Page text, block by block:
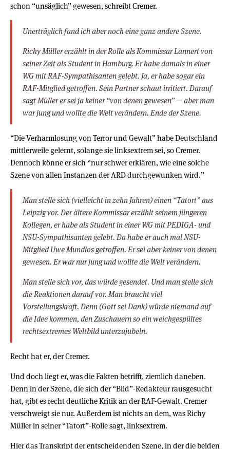
schon “unsäglich” gewesen, schreibt Cremer.
Unerträglich fand ich aber noch eine ganz andere Szene.
Richy Müller erzählt in der Rolle als Kommissar Lannert von
seiner Zeit als Student in Hamburg. Er habe damals in einer
WG mit RAF-Sympathisanten gelebt. Ja, er habe sogar ein
RAF-Mitglied getroffen. Sein Partner schaut irritiert. Darauf
sagt Müller er sei ja keiner “von denen gewesen” — aber man
war jung und wollte die Welt verändern. Ende der Szene.
“Die Verharmlosung von Terror und Gewalt” habe Deutschland
mittlerweile gelernt, solange sie linksextrem sei, so Cremer.
Dennoch könne er sich “nur schwer erklären, wie eine solche
Szene von allen Instanzen der ARD durchgewunken wird.”
Man stelle sich (vielleicht in zehn Jahren) einen “Tatort” aus
Leipzig vor. Der ältere Kommissar erzählt seinem jüngeren
Kollegen, er habe als Student in einer WG mit PEDIGA- und
NSU-Sympathisanten gelebt. Da habe er auch mal NSU-
Mitglied Uwe Mundlos getroffen. Er sei aber keiner von denen
gewesen. Er war nur jung und wollte die Welt verändern.
Man stelle sich vor, das würde gesendet. Und man stelle sich
die Reaktionen darauf vor. Man braucht viel
Vorstellungskraft. Denn (Gott sei Dank) würde niemand auf
die Idee kommen, den Zuschauern so ein weichgespültes
rechtsextremes Weltbild unterzujubeln.
Recht hat er, der Cremer.
Und doch liegt er, was die Fakten betrifft, ziemlich daneben.
Denn in der Szene, die sich der “Bild”-Redakteur rausgesucht
hat, gibt es recht deutliche Kritik an der RAF-Gewalt. Cremer
verschweigt sie nur. Außerdem ist nichts an dem, was Richy
Müller in seiner “Tatort”-Rolle sagt, linksextrem.
Hier das Transkript der entscheidenden Szene, in der die beiden